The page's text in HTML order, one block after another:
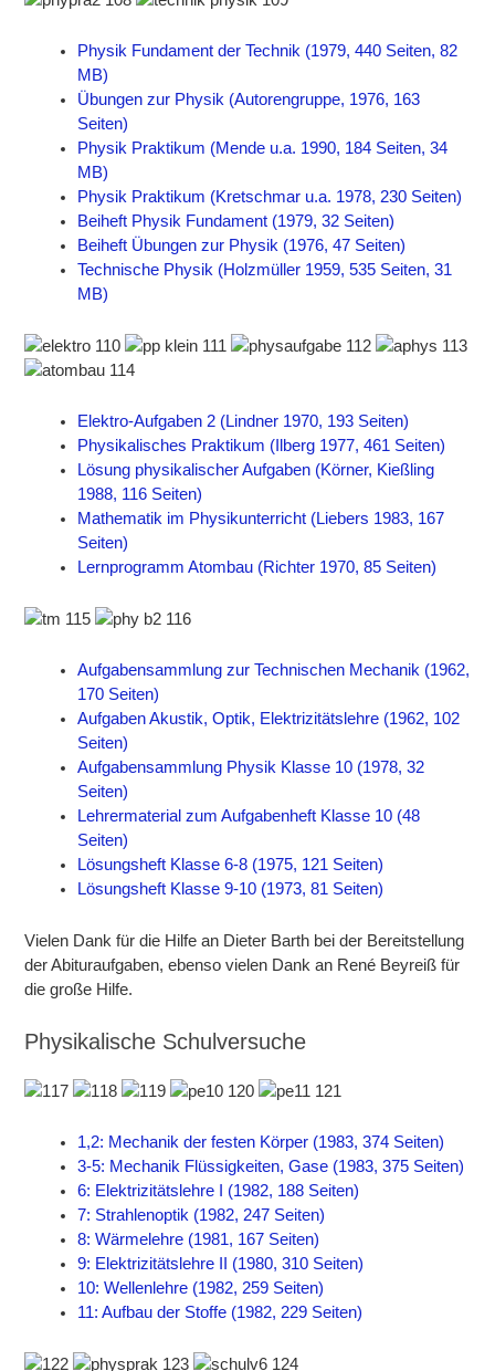
Physik Fundament der Technik (1979, 440 Seiten, 82
MB)
Übungen zur Physik (Autorengruppe, 1976, 163
Seiten)
Physik Praktikum (Mende u.a. 1990, 184 Seiten, 34
MB)
Physik Praktikum (Kretschmar u.a. 1978, 230 Seiten)
Beiheft Physik Fundament (1979, 32 Seiten)
Beiheft Übungen zur Physik (1976, 47 Seiten)
Technische Physik (Holzmüller 1959, 535 Seiten, 31
MB)
Elektro-Aufgaben 2 (Lindner 1970, 193 Seiten)
Physikalisches Praktikum (Ilberg 1977, 461 Seiten)
Lösung physikalischer Aufgaben (Körner, Kießling
1988, 116 Seiten)
Mathematik im Physikunterricht (Liebers 1983, 167
Seiten)
Lernprogramm Atombau (Richter 1970, 85 Seiten)
Aufgabensammlung zur Technischen Mechanik (1962,
170 Seiten)
Aufgaben Akustik, Optik, Elektrizitätslehre (1962, 102
Seiten)
Aufgabensammlung Physik Klasse 10 (1978, 32
Seiten)
Lehrermaterial zum Aufgabenheft Klasse 10 (48
Seiten)
Lösungsheft Klasse 6-8 (1975, 121 Seiten)
Lösungsheft Klasse 9-10 (1973, 81 Seiten)
Vielen Dank für die Hilfe an Dieter Barth bei der Bereitstellung
der Abituraufgaben, ebenso vielen Dank an René Beyreiß für
die große Hilfe.
Physikalische Schulversuche
1,2: Mechanik der festen Körper (1983, 374 Seiten)
3-5: Mechanik Flüssigkeiten, Gase (1983, 375 Seiten)
6: Elektrizitätslehre I (1982, 188 Seiten)
7: Strahlenoptik (1982, 247 Seiten)
8: Wärmelehre (1981, 167 Seiten)
9: Elektrizitätslehre II (1980, 310 Seiten)
10: Wellenlehre (1982, 259 Seiten)
11: Aufbau der Stoffe (1982, 229 Seiten)